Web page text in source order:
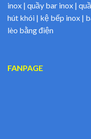
inox | quầy bar inox |
hút khói | kệ bếp inox |
lèo bằng điện
FANPAGE